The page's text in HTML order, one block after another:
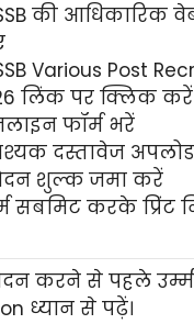
की आधिकारिक
Various Post
लिंक पर क्लिक करें
फॉर्म भरें
दस्तावेज
शुल्क जमा करें
सबमिट करके प्रिंट
करने से पहले
ध्यान से पढ़ें।